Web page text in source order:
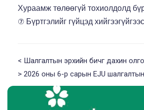
Хураамж төлөөгүй тохиолдолд
⑦ Бүртгэлийг гүйцэд
< Шалгалтын эрхийн бичг дахин
> 2026 оны 6-р сарын EJU